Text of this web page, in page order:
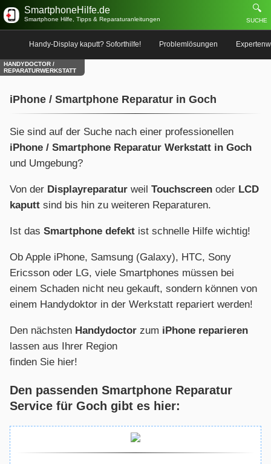
SmartphoneHilfe.de
Smartphone Hilfe, Tipps & Reparaturanleitungen
🔍
SUCHE
Handy-Display kaputt? Soforthilfe! Problemlösungen
HANDYDOCTOR /
REPARATURWERKSTATT
iPhone / Smartphone Reparatur in Goch
Sie sind auf der Suche nach einer professionellen
iPhone / Smartphone Reparatur Werkstatt in Goch
und Umgebung?
Von der Displayreparatur weil Touchscreen oder LCD
kaputt sind bis hin zu weiteren Reparaturen.
Ist das Smartphone defekt ist schnelle Hilfe wichtig!
Ob Apple iPhone, Samsung (Galaxy), HTC, Sony
Ericsson oder LG, viele Smartphones müssen bei
einem Schaden nicht neu gekauft, sondern können von
einem Handydoktor in der Werkstatt repariert werden!
Den nächsten Handydoctor zum iPhone reparieren
lassen aus Ihrer Region
finden Sie hier!
Den passenden Smartphone Reparatur
Service für Goch gibt es hier: